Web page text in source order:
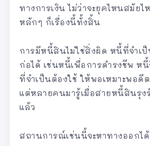
ทางการเงิน ไม่ว่าจะยุคไหนสมัยไ
หลักๆ ก็เรื่องนี้ทั้งสิ้น
การมีหนี้สินไม่ใช่สิ่งผิด หนี้ที่จำเ
ก่อได้ เช่นหนี้เพื่อการดำรงชีพ ห
ที่จำเป็นต้องใช้ ให้พอเหมาะพอดี
แต่หลายคนมารู้เมื่อสายหนี้สินรุง
แล้ว
สถานการณ์เช่นนี้จะหาทางออกได้